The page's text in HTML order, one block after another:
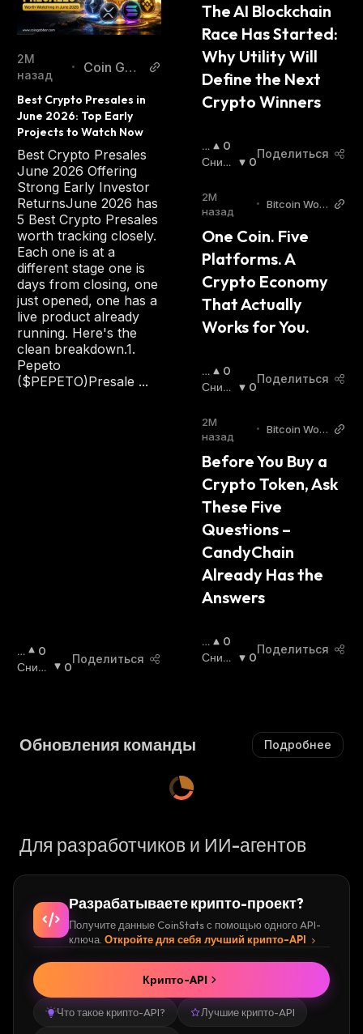
2М
назад
•
Coin Gab
Best Crypto Presales in
June 2026: Top Early
Projects to Watch Now
Best Crypto Presales
June 2026 Offering
Strong Early Investor
ReturnsJune 2026 has
5 Best Crypto Presales
worth tracking closely.
Each one is at a
different stage one is
days from closing, one
just opened, one has a
live product already
running. Here's the
clean breakdown.1.
Pepeto
($PEPETO)Presale ...
П
О
Ю
0
Сниж
0
Поделиться
The AI Blockchain
Race Has Started:
Why Utility Will
Define the Next
Crypto Winners
П
О
Ы
Ш
Ю
Щ
И
Й
С
Я
0
Сниж
Йся
0
Поделиться
2М
назад
• Bitcoin Worl
One Coin. Five
Platforms. A
Crypto Economy
That Actually
Works for You.
П
О
Ы
Ш
Ю
Щ
И
Й
С
Я
0
Сниж
Йся
0
Поделиться
2М
назад
• Bitcoin Worl
Before You Buy a
Crypto Token, Ask
These Five
Questions –
CandyChain
Already Has the
Answers
П
О
0
Сниж
0
Поделиться
Обновления команды Подробнее
Для разработчиков и ИИ-агентов
Разрабатываете крипто-проект?
Получите данные CoinStats с помощью одного API-
ключа. Откройте для себя лучший крипто-API
Что такое крипто-API? Лучшие крипто-API
Крипто-API